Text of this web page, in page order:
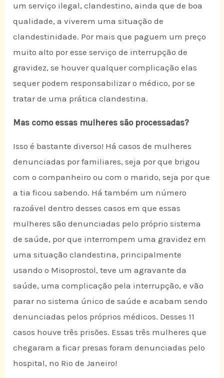
um serviço ilegal, clandestino, ainda que de boa
qualidade, a viverem uma situação de
clandestinidade. Por mais que paguem um preço
muito alto por esse serviço de interrupção de
gravidez, se houver qualquer complicação elas
sequer podem responsabilizar o médico, por se
tratar de uma prática clandestina.
Mas como essas mulheres são processadas?
Isso é bastante diverso! Há casos de mulheres
denunciadas por familiares, seja por que brigou
com o companheiro ou com o marido, seja por que
a tia ficou sabendo. Há também um número
razoável dentro desses casos em que essas
mulheres são denunciadas pelo próprio sistema
de saúde, por que interrompem uma gravidez em
uma situação clandestina, principalmente
usando o Misoprostol, teve um agravante da
saúde, uma complicação pela interrupção, e vão
parar no sistema único de saúde e acabam sendo
denunciadas pelos próprios médicos. Desses 11
casos houve três prisões. Essas três mulheres que
chegaram a ficar presas foram denunciadas pelo
hospital, no Rio de Janeiro!